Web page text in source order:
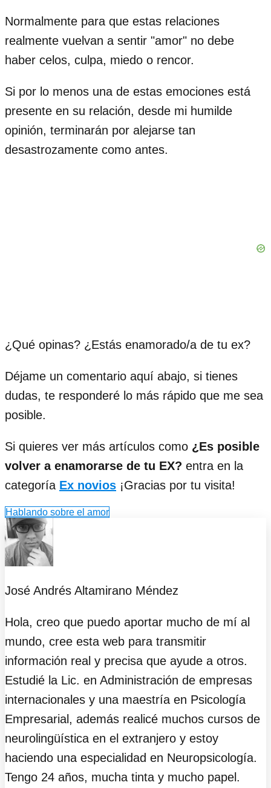
Normalmente para que estas relaciones
realmente vuelvan a sentir "amor" no debe
haber celos, culpa, miedo o rencor.
Si por lo menos una de estas emociones está
presente en su relación, desde mi humilde
opinión, terminarán por alejarse tan
desastrozamente como antes.
¿Qué opinas? ¿Estás enamorado/a de tu ex?
Déjame un comentario aquí abajo, si tienes
dudas, te responderé lo más rápido que me sea
posible.
Si quieres ver más artículos como ¿Es posible
volver a enamorarse de tu EX? entra en la
categoría Ex novios ¡Gracias por tu visita!
Hablando sobre el amor
José Andrés Altamirano Méndez
Hola, creo que puedo aportar mucho de mí al
mundo, cree esta web para transmitir
información real y precisa que ayude a otros.
Estudié la Lic. en Administración de empresas
internacionales y una maestría en Psicología
Empresarial, además realicé muchos cursos de
neurolingüística en el extranjero y estoy
haciendo una especialidad en Neuropsicología.
Tengo 24 años, mucha tinta y mucho papel.